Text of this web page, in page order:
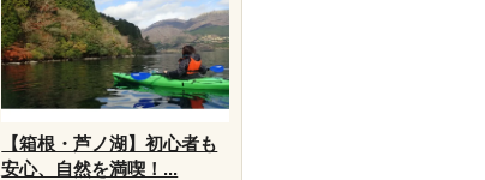
【箱根・芦ノ湖】初心者も
安心、自然を満喫！...